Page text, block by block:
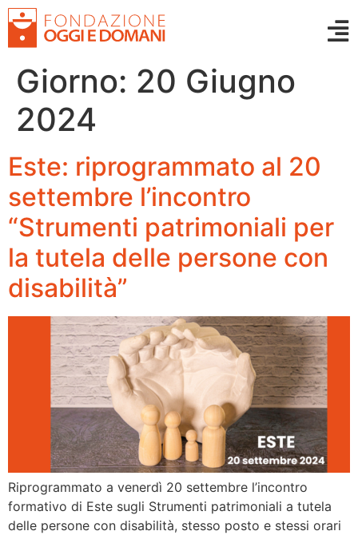
Giorno: 20 Giugno
2024
Este: riprogrammato al 20
settembre l’incontro
“Strumenti patrimoniali per
la tutela delle persone con
disabilità”
Riprogrammato a venerdì 20 settembre l’incontro
formativo di Este sugli Strumenti patrimoniali a tutela
delle persone con disabilità, stesso posto e stessi orari